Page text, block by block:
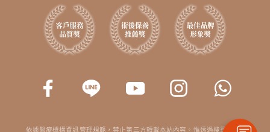
依據醫療機構資訊管理規範，禁止第三方轉載本站內容。惟透過搜尋